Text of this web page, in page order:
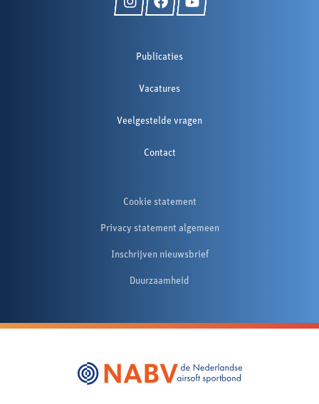
Publicaties
Vacatures
Veelgestelde vragen
Contact
Cookie statement
Privacy statement algemeen
Inschrijven nieuwsbrief
Duurzaamheid